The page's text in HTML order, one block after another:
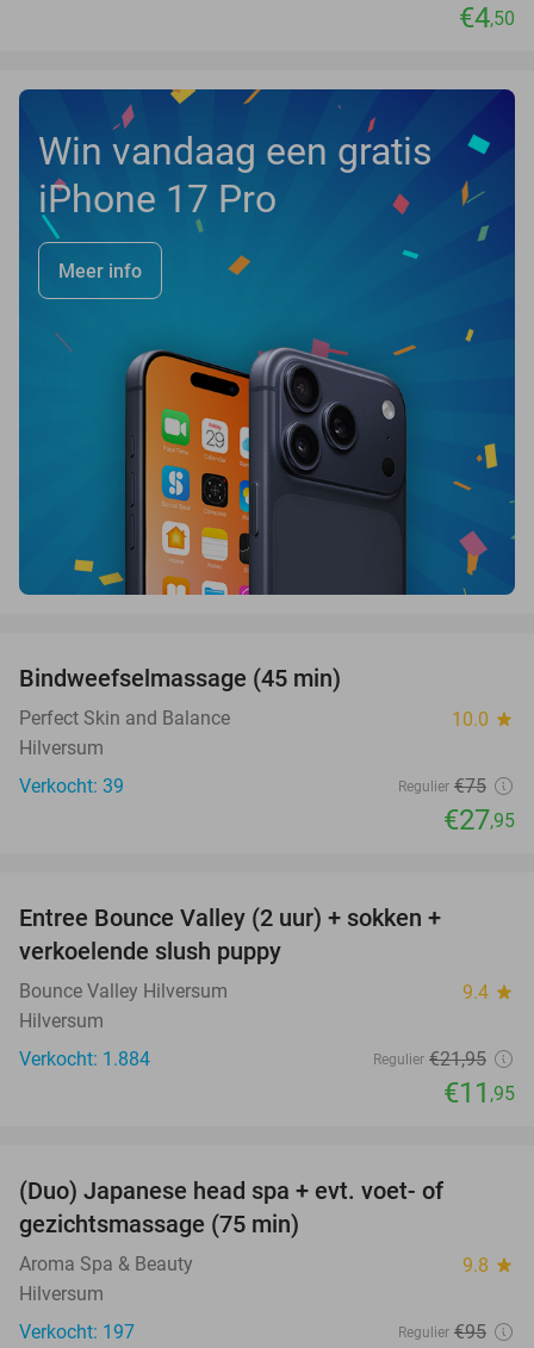
€4,50
Win vandaag een gratis
iPhone 17 Pro
Meer info
Bindweefselmassage (45 min)
Perfect Skin and Balance 10.0 star
Hilversum
Verkocht: 39
Regulier €75
€27,95
Entree Bounce Valley (2 uur) + sokken +
verkoelende slush puppy
Bounce Valley Hilversum 9.4 star
Hilversum
Verkocht: 1.884
Regulier €21,95
€11 ,95
(Duo) Japanese head spa + evt. voet- of
gezichtsmassage (75 min)
Aroma Spa & Beauty 9.8 star
Hilversum
Verkocht: 197
Regulier €95